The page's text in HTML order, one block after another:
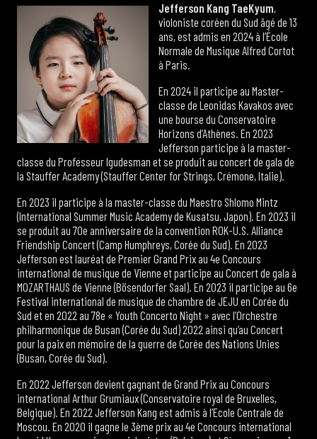
Jefferson Kang TaeKyum,
violoniste coréen du Sud âgé de 13
ans, est admis en 2024 à l’École
Normale de Musique Alfred Cortot
à Paris.
En 2024 il participe au Master-
classe de Leonidas Kavakos avec
une bourse du Conservatoire
Horizons d’Athènes. En 2023
Jefferson participe à la master-
classe du Professeur Igudesman et se produit au concert de gala de
la Stauffer Academy (Stauffer Center for Strings, Crémone, Italie).
En 2023 il participe à la master-classe du Maestro Shlomo Mintz
(International Summer Music Academy de Kusatsu, Japon). En 2023 il
se produit au 70e anniversaire de la convention ROK-U.S. Alliance
Friendship Concert (Camp Humphreys, Corée du Sud). En 2023
Jefferson est lauréat de Premier Grand Prix au 4e Concours
international de musique de Vienne et participe au Concert de gala à
MOZARTHAUS de Vienne (Bösendorfer Saal). En 2023 il participe au 6e
Festival international de musique de chambre de JEJU en Corée du
Sud et en 2022 au 78e « Youth Concerto Night » avec l’Orchestre
philharmonique de Busan (Corée du Sud) 2022 ainsi qu’au Concert
pour la paix en mémoire de la guerre de Corée des Nations Unies
(Busan, Corée du Sud).
En 2022 Jefferson devient gagnant de Grand Prix au Concours
international Arthur Grumiaux (Conservatoire royal de Bruxelles,
Belgique). En 2022 Jefferson Kang est admis à l’Ecole Centrale de
Moscou. En 2020 il gagne le 3ème prix au 4e Concours international